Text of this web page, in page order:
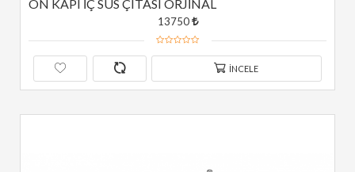
ÖN KAPI İÇ SÜS ÇITASI ORJİNAL
13750
İNCELE